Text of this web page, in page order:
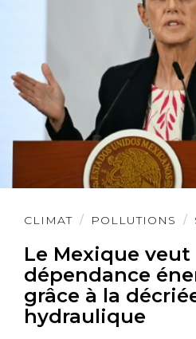
CLIMAT POLLUTIONS
Le Mexique
dépendance
grâce à la
hydraulique
Lire